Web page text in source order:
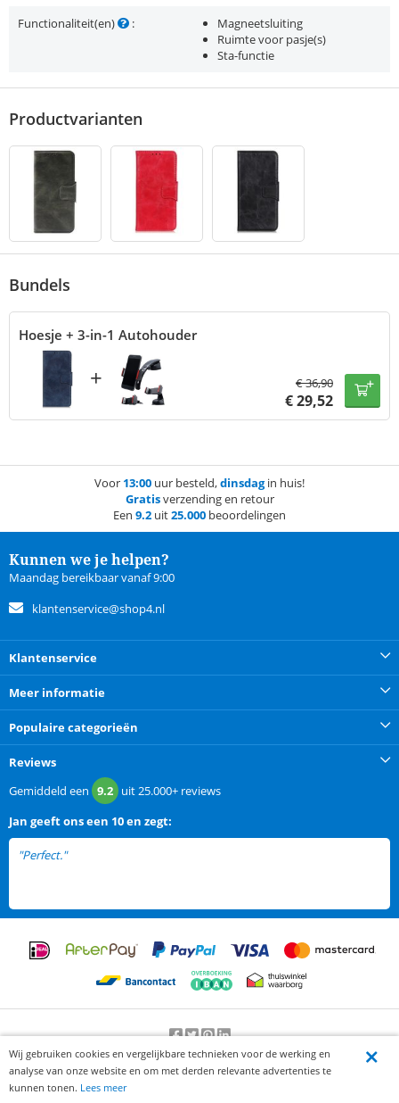
Functionaliteit(en) :
Magneetsluiting
Ruimte voor pasje(s)
Sta-functie
Productvarianten
Bundels
Hoesje + 3-in-1 Autohouder
+ €36,90
€29,52
Voor 13:00 uur besteld,dinsdagin huis!
Gratisverzending en retour
Een 9.2 uit25.000 beoordelingen
Kunnen we je helpen?
Maandag bereikbaar vanaf 9:00
klantenservice@shop4.nl
Klantenservice
Meer informatie
Populaire categorieën
Reviews
Gemiddeld een 9.2 uit25.000+ reviews
Jan geeft ons een 10 en zegt:
"Perfect."
Beoordeling door klanten:9.2/10-25000beoordelingen
Wij gebruiken cookies en vergelijkbare technieken voor de werking en
analyse van onze website en om met derden relevante advertenties te
kunnen tonen. Lees meer